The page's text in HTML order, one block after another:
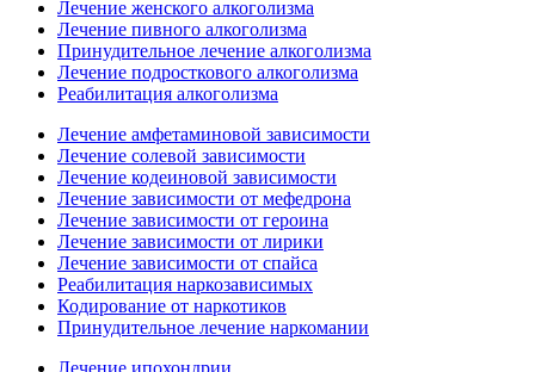
Лечение женского алкоголизма
Лечение пивного алкоголизма
Принудительное лечение алкоголизма
Лечение подросткового алкоголизма
Реабилитация алкоголизма
Лечение амфетаминовой зависимости
Лечение солевой зависимости
Лечение кодеиновой зависимости
Лечение зависимости от мефедрона
Лечение зависимости от героина
Лечение зависимости от лирики
Лечение зависимости от спайса
Реабилитация наркозависимых
Кодирование от наркотиков
Принудительное лечение наркомании
Лечение ипохондрии